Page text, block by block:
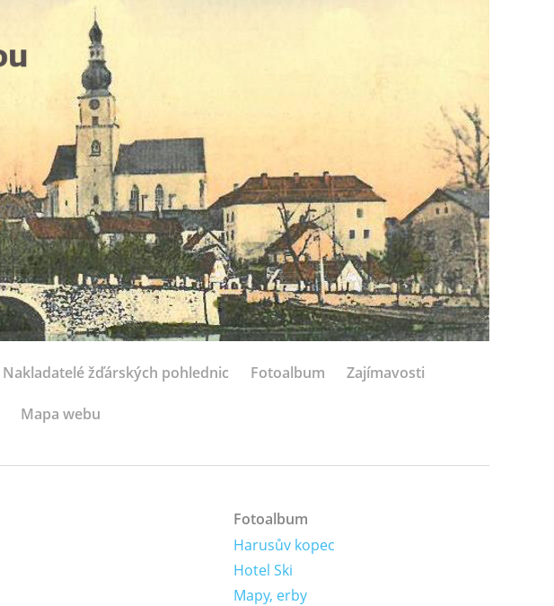
Nakladatelé žďárských pohlednic Fotoalbum Zajímavosti
Mapa webu
Fotoalbum
Harusův kopec
Hotel Ski
Mapy, erby